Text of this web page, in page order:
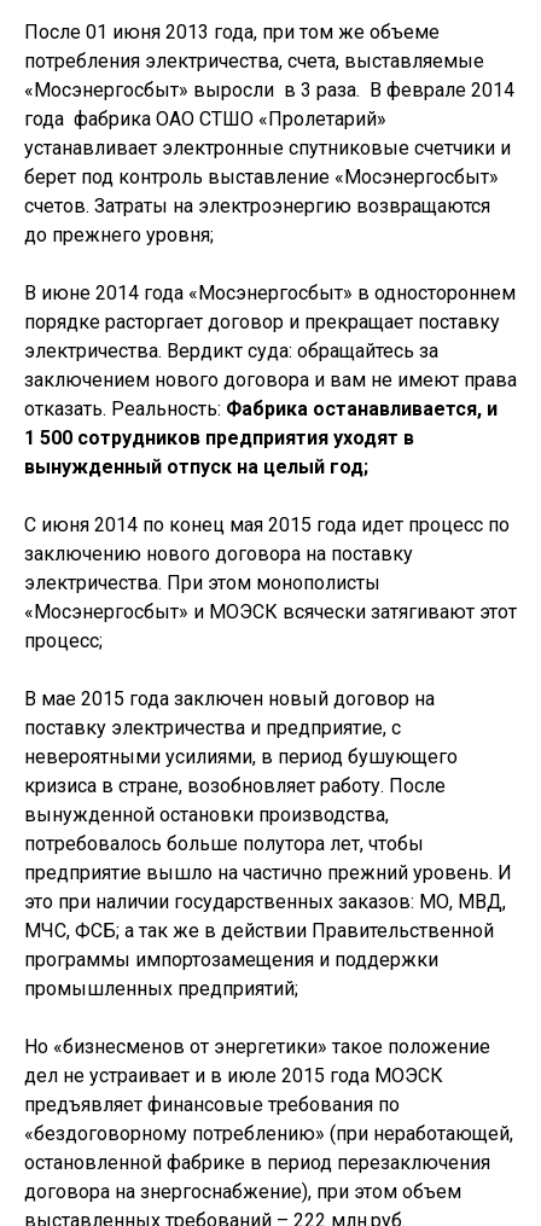
После 01 июня 2013 года, при том же объеме
потребления электричества, счета, выставляемые
«Мосэнергосбыт» выросли в 3 раза. В феврале 2014
года фабрика ОАО СТШО «Пролетарий»
устанавливает электронные спутниковые счетчики и
берет под контроль выставление «Мосэнергосбыт»
счетов. Затраты на электроэнергию возвращаются
до прежнего уровня;
В июне 2014 года «Мосэнергосбыт» в одностороннем
порядке расторгает договор и прекращает поставку
электричества. Вердикт суда: обращайтесь за
заключением нового договора и вам не имеют права
отказать. Реальность: Фабрика останавливается, и
1 500 сотрудников предприятия уходят в
вынужденный отпуск на целый год;
С июня 2014 по конец мая 2015 года идет процесс по
заключению нового договора на поставку
электричества. При этом монополисты
«Мосэнергосбыт» и МОЭСК всячески затягивают этот
процесс;
В мае 2015 года заключен новый договор на
поставку электричества и предприятие, с
невероятными усилиями, в период бушующего
кризиса в стране, возобновляет работу. После
вынужденной остановки производства,
потребовалось больше полутора лет, чтобы
предприятие вышло на частично прежний уровень. И
это при наличии государственных заказов: МО, МВД,
МЧС, ФСБ; а так же в действии Правительственной
программы импортозамещения и поддержки
промышленных предприятий;
Но «бизнесменов от энергетики» такое положение
дел не устраивает и в июле 2015 года МОЭСК
предъявляет финансовые требования по
«бездоговорному потреблению» (при неработающей,
остановленной фабрике в период перезаключения
договора на знергоснабжение), при этом объем
выставленных требований – 222 млн.руб.